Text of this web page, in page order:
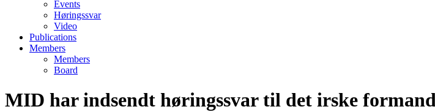
Events
Høringssvar
Video
Publications
Members
Members
Board
MID har indsendt høringssvar til det irske